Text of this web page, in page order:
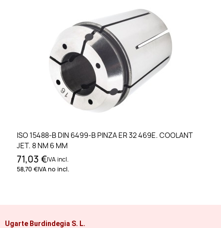
ISO 15488-B DIN 6499-B PINZA ER 32 469E. COOLANT
JET. 8 NM 6 MM
71,03 €IVA incl.
58,70 €IVA no incl.
Ugarte Burdindegia S. L.